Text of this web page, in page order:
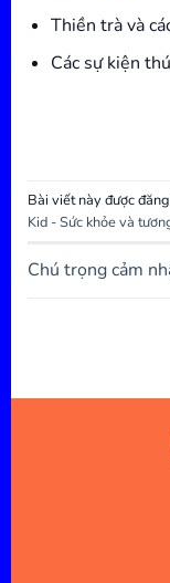
Thiền trà và
Các sự kiện
Bài viết này được
Kid - Sức khỏe và
Chú trọng cảm